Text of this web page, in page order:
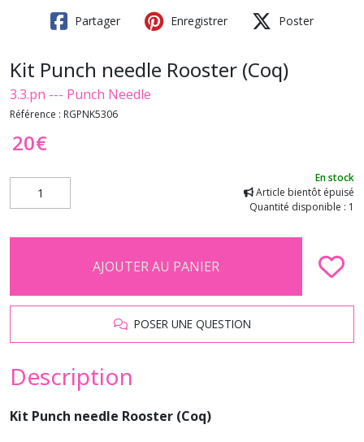
Partager Enregistrer Poster
Kit Punch needle Rooster (Coq)
3.3.pn --- Punch Needle
Référence : RGPNK5306
20€
En stock
Article bientôt épuisé
Quantité disponible : 1
AJOUTER AU PANIER
POSER UNE QUESTION
Description
Kit Punch needle Rooster (Coq)